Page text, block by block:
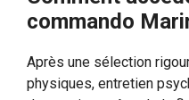
commando
Après une sélection
physiques, entretien